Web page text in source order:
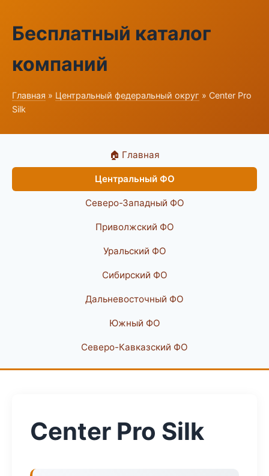
Бесплатный каталог
компаний
Главная » Центральный федеральный округ » Center Pro
Silk
🏠 Главная
Центральный ФО
Северо-Западный ФО
Приволжский ФО
Уральский ФО
Сибирский ФО
Дальневосточный ФО
Южный ФО
Северо-Кавказский ФО
Center Pro Silk